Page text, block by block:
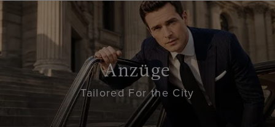
Anzüge
Tailored For the City